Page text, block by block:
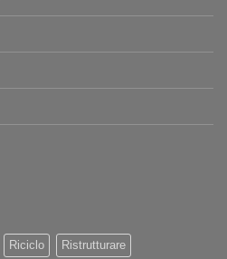
Riciclo Ristrutturare